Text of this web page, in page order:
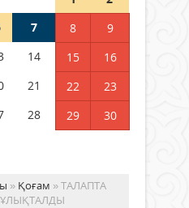
КИЕЛІ МЕ?
7 8
9
14 15
16
21 22
23
28 29
30
» Қоғам » ТАЛАПТА